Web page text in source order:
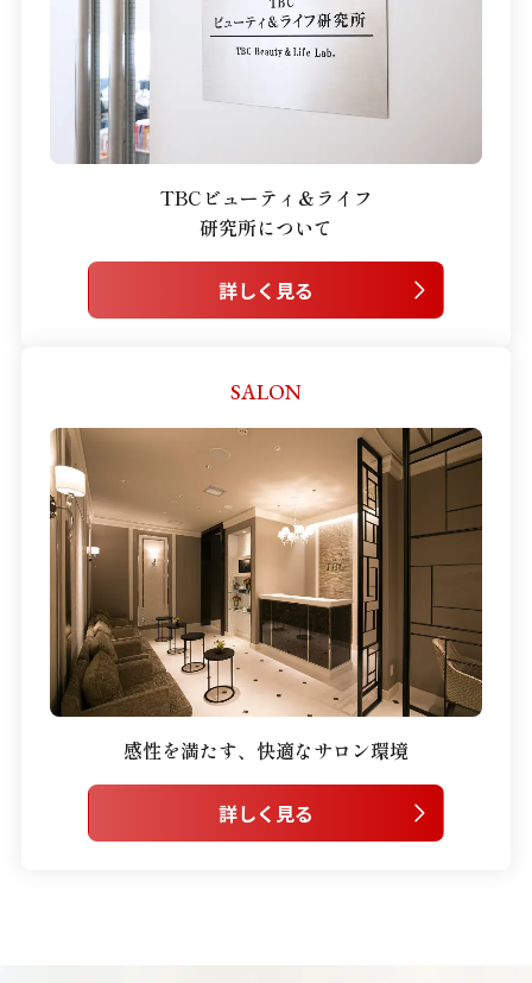
TBCビューティ＆ライフ
研究所について
詳しく見る
SALON
感性を満たす、 快適なサロン環境
詳しく見る